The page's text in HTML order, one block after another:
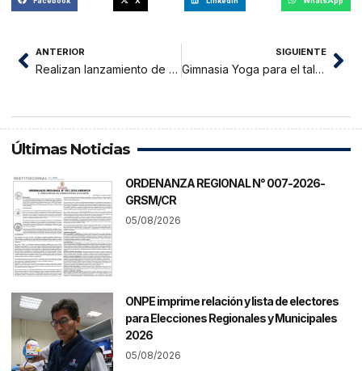
ANTERIOR
Realizan lanzamiento de Aniversario de Tarapoto con variada programación
SIGUIENTE
Gimnasia Yoga para el talento en la Niñez
Últimas Noticias
ORDENANZA REGIONAL N° 007-2026-
GRSM/CR
05/08/2026
ONPE imprime relación y lista de electores
para Elecciones Regionales y Municipales
2026
05/08/2026